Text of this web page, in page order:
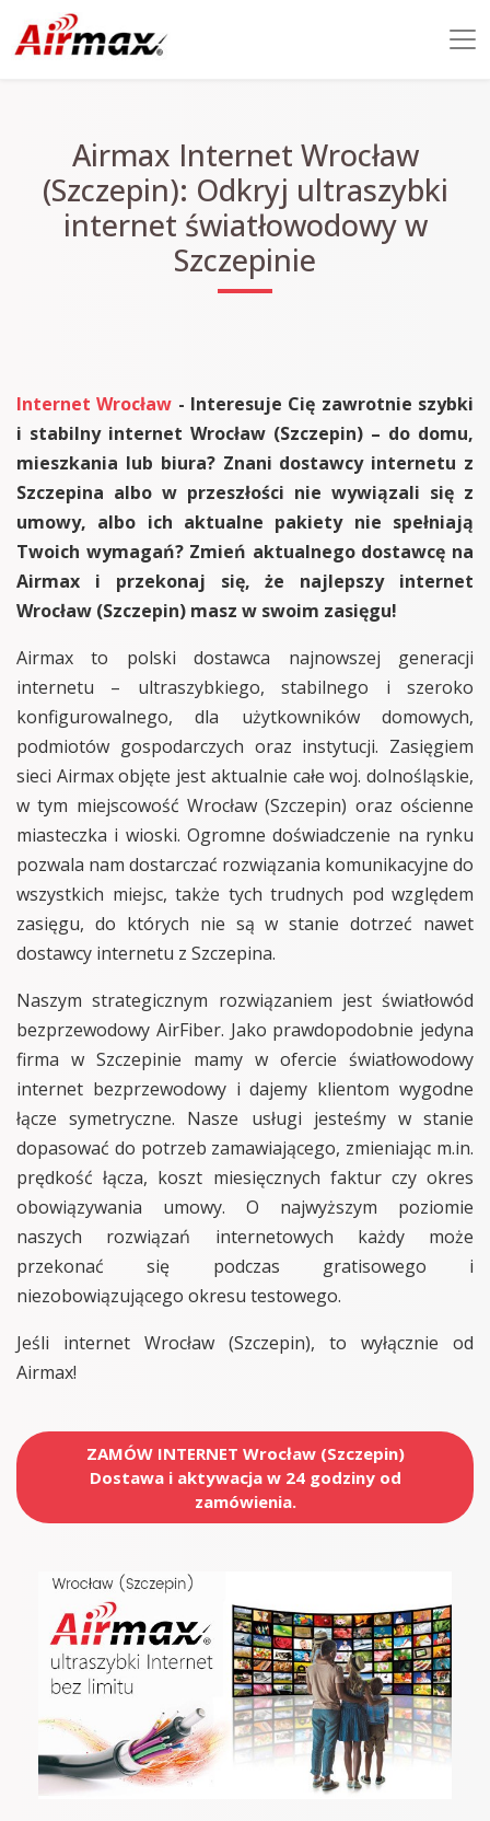
Airmax Internet Wrocław
(Szczepin): Odkryj ultraszybki
internet światłowodowy w
Szczepinie
Internet Wrocław - Interesuje Cię zawrotnie szybki
i stabilny internet Wrocław (Szczepin) – do domu,
mieszkania lub biura? Znani dostawcy internetu z
Szczepina albo w przeszłości nie wywiązali się z
umowy, albo ich aktualne pakiety nie spełniają
Twoich wymagań? Zmień aktualnego dostawcę na
Airmax i przekonaj się, że najlepszy internet
Wrocław (Szczepin) masz w swoim zasięgu!
Airmax to polski dostawca najnowszej generacji
internetu – ultraszybkiego, stabilnego i szeroko
konfigurowalnego, dla użytkowników domowych,
podmiotów gospodarczych oraz instytucji. Zasięgiem
sieci Airmax objęte jest aktualnie całe woj. dolnośląskie,
w tym miejscowość Wrocław (Szczepin) oraz ościenne
miasteczka i wioski. Ogromne doświadczenie na rynku
pozwala nam dostarczać rozwiązania komunikacyjne do
wszystkich miejsc, także tych trudnych pod względem
zasięgu, do których nie są w stanie dotrzeć nawet
dostawcy internetu z Szczepina.
Naszym strategicznym rozwiązaniem jest światłowód
bezprzewodowy AirFiber. Jako prawdopodobnie jedyna
firma w Szczepinie mamy w ofercie światłowodowy
internet bezprzewodowy i dajemy klientom wygodne
łącze symetryczne. Nasze usługi jesteśmy w stanie
dopasować do potrzeb zamawiającego, zmieniając m.in.
prędkość łącza, koszt miesięcznych faktur czy okres
obowiązywania umowy. O najwyższym poziomie
naszych rozwiązań internetowych każdy może
przekonać się podczas gratisowego i
niezobowiązującego okresu testowego.
Jeśli internet Wrocław (Szczepin), to wyłącznie od
Airmax!
ZAMÓW INTERNET Wrocław (Szczepin)
Dostawa i aktywacja w 24 godziny od
zamówienia.